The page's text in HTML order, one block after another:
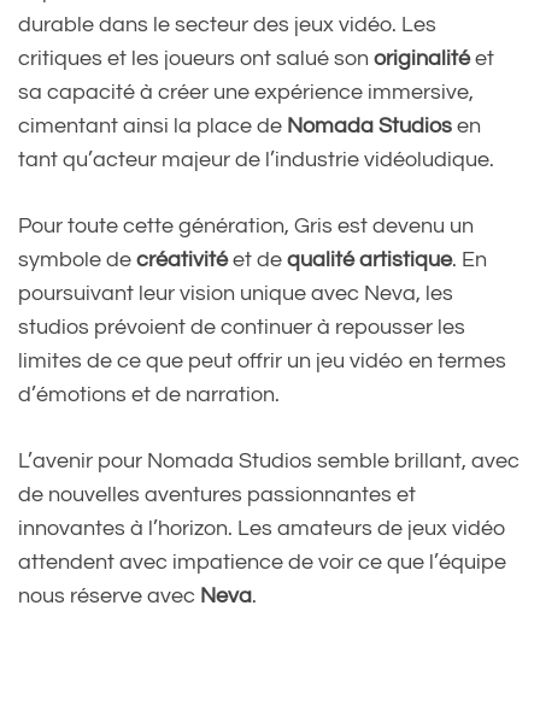
durable dans le secteur des jeux vidéo. Les
critiques et les joueurs ont salué son originalitéet
sa capacité à créer une expérience immersive,
cimentant ainsi la place de Nomada Studios en
tant qu’acteur majeur de l’industrie vidéoludique.
Pour toute cette génération, Gris est devenu un
symbole de créativitéet de qualité artistique. En
poursuivant leur vision unique avec Neva, les
studios prévoient de continuer à repousser les
limites de ce que peut offrir un jeu vidéo en termes
d’émotions et de narration.
L’avenir pour Nomada Studios semble brillant, avec
de nouvelles aventures passionnantes et
innovantes à l’horizon. Les amateurs de jeux vidéo
attendent avec impatience de voir ce que l’équipe
nous réserve avec Neva.